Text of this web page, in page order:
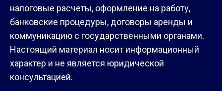
налоговые расчеты, оформление на работу,
банковские процедуры, договоры аренды и
коммуникацию с государственными органами.
Настоящий материал носит информационный
характер и не является юридической
консультацией.